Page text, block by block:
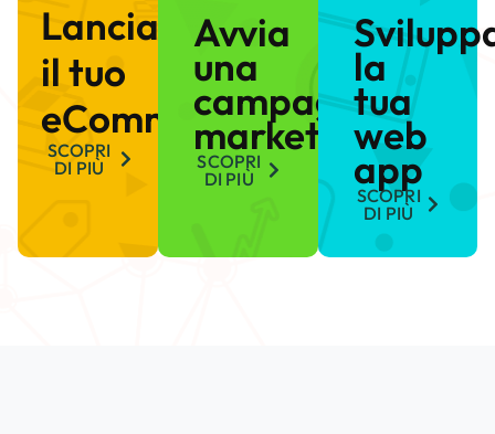
Lancia
il tuo
eCommerce
SCOPRI
DI PIÙ
Avvia
una
campagna
marketing
SCOPRI
DI PIÙ
la
tua
web
app
SCOPRI
DI PIÙ